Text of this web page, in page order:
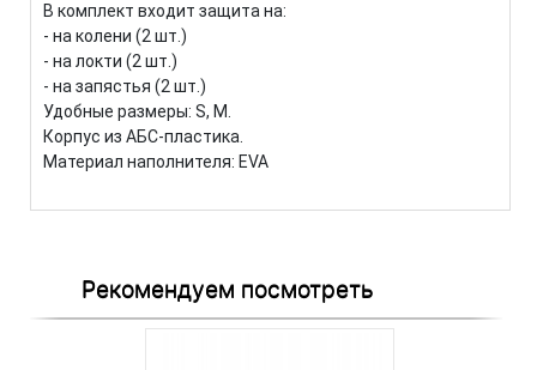
В комплект входит защита на:
- на колени (2 шт.)
- на локти (2 шт.)
- на запястья (2 шт.)
Удобные размеры: S, M.
Корпус из АБС-пластика.
Материал наполнителя: EVA
Рекомендуем посмотреть